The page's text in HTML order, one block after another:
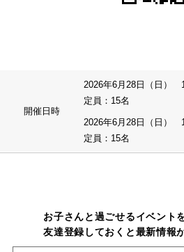
開催日時
2026年6月28日（日）
定員：15名
2026年6月28日（日）
定員：15名
お子さんと過ごせるイベント
友達登録しておくと最新情報